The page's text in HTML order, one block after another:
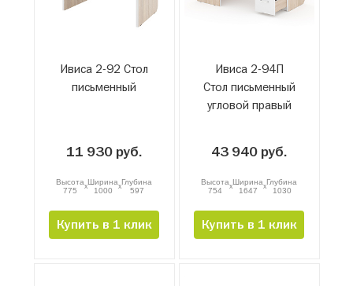
Ивиса 2-92 Стол
письменный
11 930 руб.
Высота
775
xШирина
1000
xГлубина
597
Купить в 1 клик
Ивиса 2-94П
Стол письменный
угловой правый
43 940 руб.
Высота
754
xШирина
1647
xГлубина
1030
Купить в 1 клик